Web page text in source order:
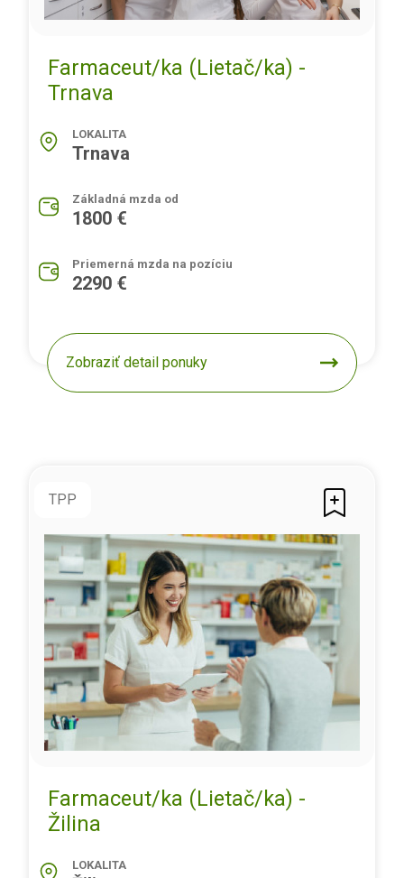
Farmaceut/ka (Lietač/ka) -
Trnava
LOKALITA
Trnava
Základná mzda od
1800 €
Priemerná mzda na pozíciu
2290 €
Zobraziť detail ponuky
TPP
Farmaceut/ka (Lietač/ka) -
Žilina
LOKALITA